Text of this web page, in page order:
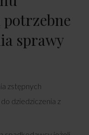
sprawy
zstępnych
dziedziczenia z